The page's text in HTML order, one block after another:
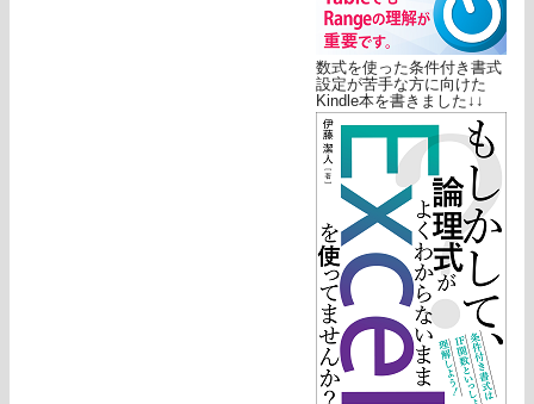
数式を使った条件付き書式
設定が苦手な方に向けた
Kindle本を書きました↓↓